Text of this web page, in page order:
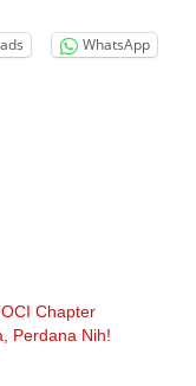
WhatsApp
Chapter
Perdana Nih!